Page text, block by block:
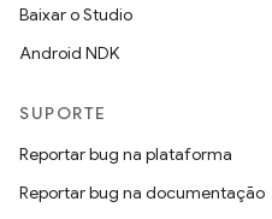
Baixar o Studio
Android NDK
SUPORTE
Reportar bug na plataforma
Reportar bug na documentação